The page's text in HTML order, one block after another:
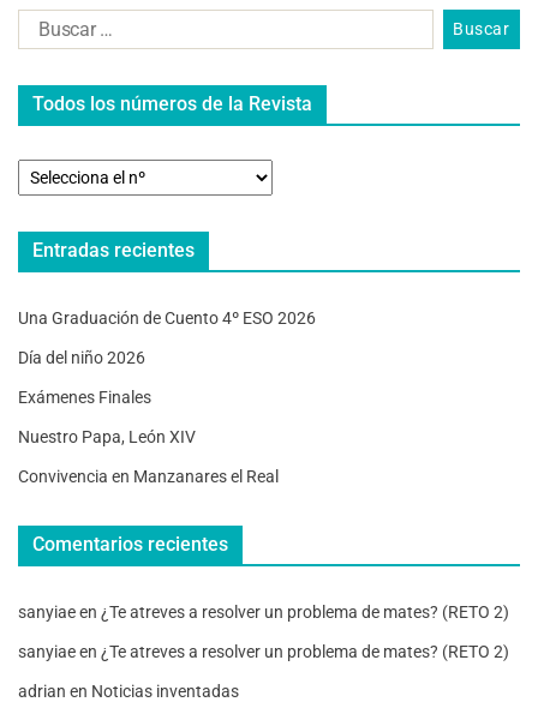
Todos los números de la Revista
Entradas recientes
Una Graduación de Cuento 4º ESO 2026
Día del niño 2026
Exámenes Finales
Nuestro Papa, León XIV
Convivencia en Manzanares el Real
Comentarios recientes
sanyiaeen ¿Te atreves a resolver un problema de mates? (RETO 2)
sanyiaeen ¿Te atreves a resolver un problema de mates? (RETO 2)
adrian en Noticias inventadas